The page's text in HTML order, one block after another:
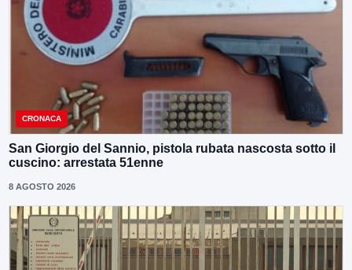
CRONACA
San Giorgio del Sannio, pistola rubata nascosta sotto il
cuscino: arrestata 51enne
8 AGOSTO 2026